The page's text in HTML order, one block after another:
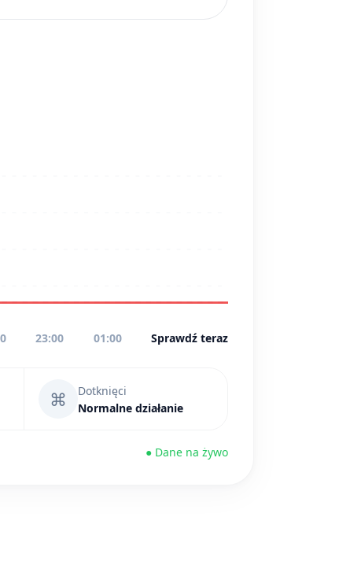
23:00 01:00 Sprawdź teraz
⌘
Dotknięci
Normalne działanie
● Dane na żywo